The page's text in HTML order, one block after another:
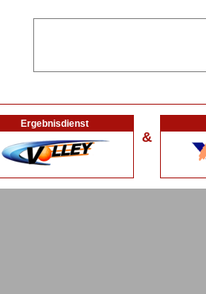
Ergebnisdienst
&